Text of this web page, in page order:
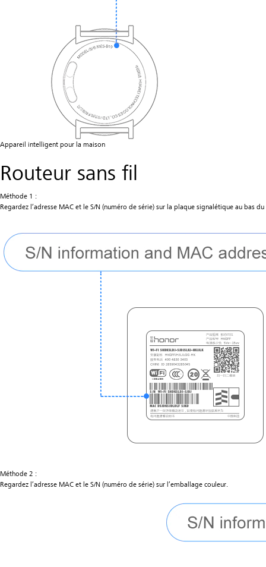
Appareil intelligent pour la maison
Routeur sans fil
Méthode 1 :
Regardez l’adresse MAC et le S/N (numéro de série) sur la plaque signalétique au bas
Méthode 2 :
Regardez l’adresse MAC et le S/N (numéro de série) sur l’emballage couleur.